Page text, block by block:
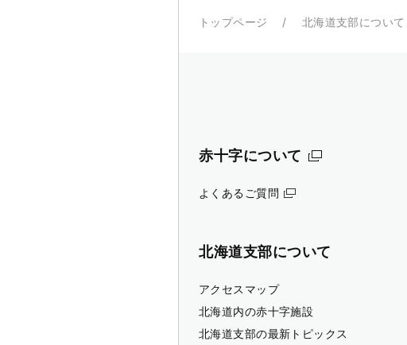
トップページ 北海道支部について
赤十字について
よくあるご質問
北海道支部について
アクセスマップ
北海道内の赤十字施設
北海道支部の最新トピックス